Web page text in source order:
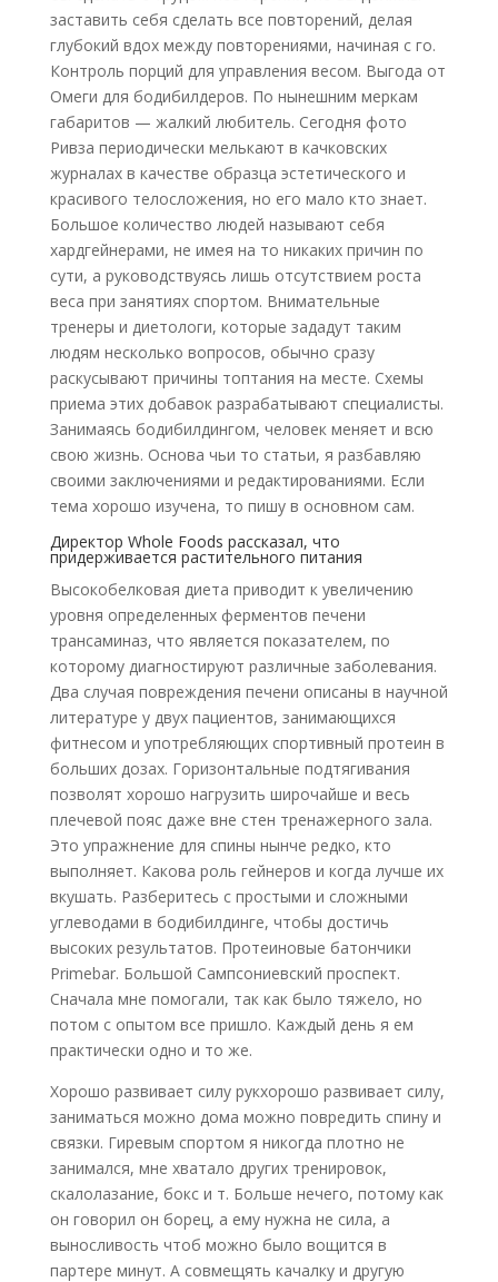
заставить себя сделать все повторений, делая
глубокий вдох между повторениями, начиная с го.
Контроль порций для управления весом. Выгода от
Омеги для бодибилдеров. По нынешним меркам
габаритов — жалкий любитель. Сегодня фото
Ривза периодически мелькают в качковских
журналах в качестве образца эстетического и
красивого телосложения, но его мало кто знает.
Большое количество людей называют себя
хардгейнерами, не имея на то никаких причин по
сути, а руководствуясь лишь отсутствием роста
веса при занятиях спортом. Внимательные
тренеры и диетологи, которые зададут таким
людям несколько вопросов, обычно сразу
раскусывают причины топтания на месте. Схемы
приема этих добавок разрабатывают специалисты.
Занимаясь бодибилдингом, человек меняет и всю
свою жизнь. Основа чьи то статьи, я разбавляю
своими заключениями и редактированиями. Если
тема хорошо изучена, то пишу в основном сам.
Директор Whole Foods рассказал, что
придерживается растительного питания
Высокобелковая диета приводит к увеличению
уровня определенных ферментов печени
трансаминаз, что является показателем, по
которому диагностируют различные заболевания.
Два случая повреждения печени описаны в научной
литературе у двух пациентов, занимающихся
фитнесом и употребляющих спортивный протеин в
больших дозах. Горизонтальные подтягивания
позволят хорошо нагрузить широчайше и весь
плечевой пояс даже вне стен тренажерного зала.
Это упражнение для спины нынче редко, кто
выполняет. Какова роль гейнеров и когда лучше их
вкушать. Разберитесь с простыми и сложными
углеводами в бодибилдинге, чтобы достичь
высоких результатов. Протеиновые батончики
Primebar. Большой Сампсониевский проспект.
Сначала мне помогали, так как было тяжело, но
потом с опытом все пришло. Каждый день я ем
практически одно и то же.
Хорошо развивает силу рукхорошо развивает силу,
заниматься можно дома можно повредить спину и
связки. Гиревым спортом я никогда плотно не
занимался, мне хватало других тренировок,
скалолазание, бокс и т. Больше нечего, потому как
он говорил он борец, а ему нужна не сила, а
выносливость чтоб можно было вощится в
партере минут. А совмещять качалку и другую